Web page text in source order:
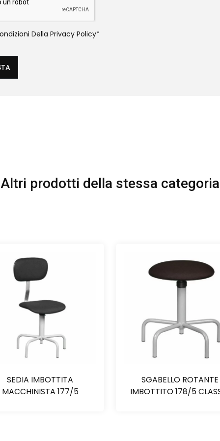
Della Privacy Policy*
Altri prodotti della stessa categoria
SEDIA IMBOTTITA
MACCHINISTA 177/5
SGABELLO ROTANTE
IMBOTTITO 178/5